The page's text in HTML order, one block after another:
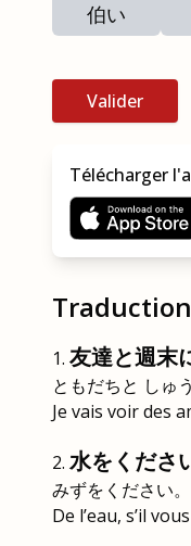
伯い
Valider
Télécharger
友達と週末
ともだちと しゅ
Je vais voir des
水をくださ
みずをください。
De l’eau, s’il